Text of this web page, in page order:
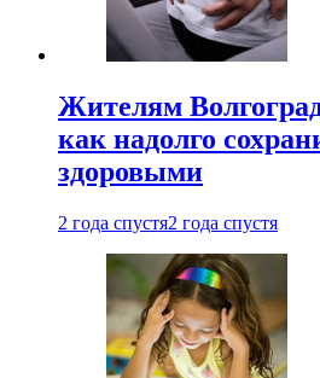
Жителям
как надолго
здоровыми
2 года спустя2 года спустя